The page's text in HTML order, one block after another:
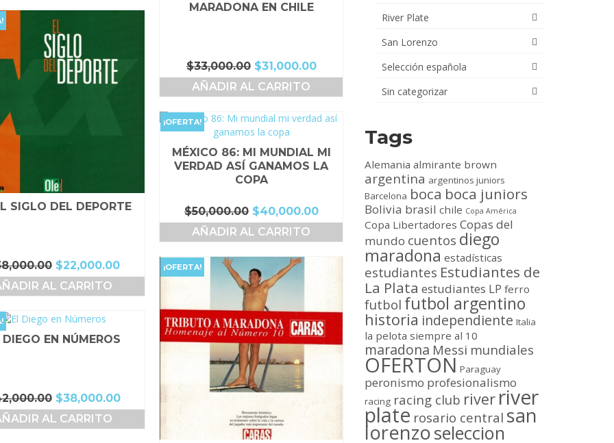
MARADONA EN CHILE
$33,000.00 El
precio
original
$33,000.00.
$31,000.00El
precio
$31,000.00.
AÑADIR AL CARRITO
$33,000.00.
SIGLO DEL DEPORTE
El
precio
original
$38,000.00.
$22,000.00El
precio
$22,000.00.
AL CARRITO
¡OFERTA!
MÉXICO 86: MI MUNDIAL MI
VERDAD ASÍ GANAMOS LA
COPA
$50,000.00 El
precio
original
$50,000.00.
$40,000.00El
precio
$40,000.00.
AÑADIR AL CARRITO
¡OFERTA!
DIEGO EN NÚMEROS
El
precio
original
$38,000.00El
precio
AL CARRITO
River Plate
San Lorenzo
Selección española
Sin categorizar
Tags
Alemania almirante brown
argentina argentinos juniors
Barcelona boca boca juniors
Bolivia brasil chile Copa América
Copa Libertadores Copas del
mundo cuentos diego
maradona estadísticas
estudiantes Estudiantes de
La Plata estudiantes LP ferro
futbol futbol argentino
historia independiente Italia
la pelota siempre al 10
maradona Messi mundiales
OFERTON Paraguay
peronismo profesionalismo
racing racing club river river
plate rosario central san
lorenzoseleccion